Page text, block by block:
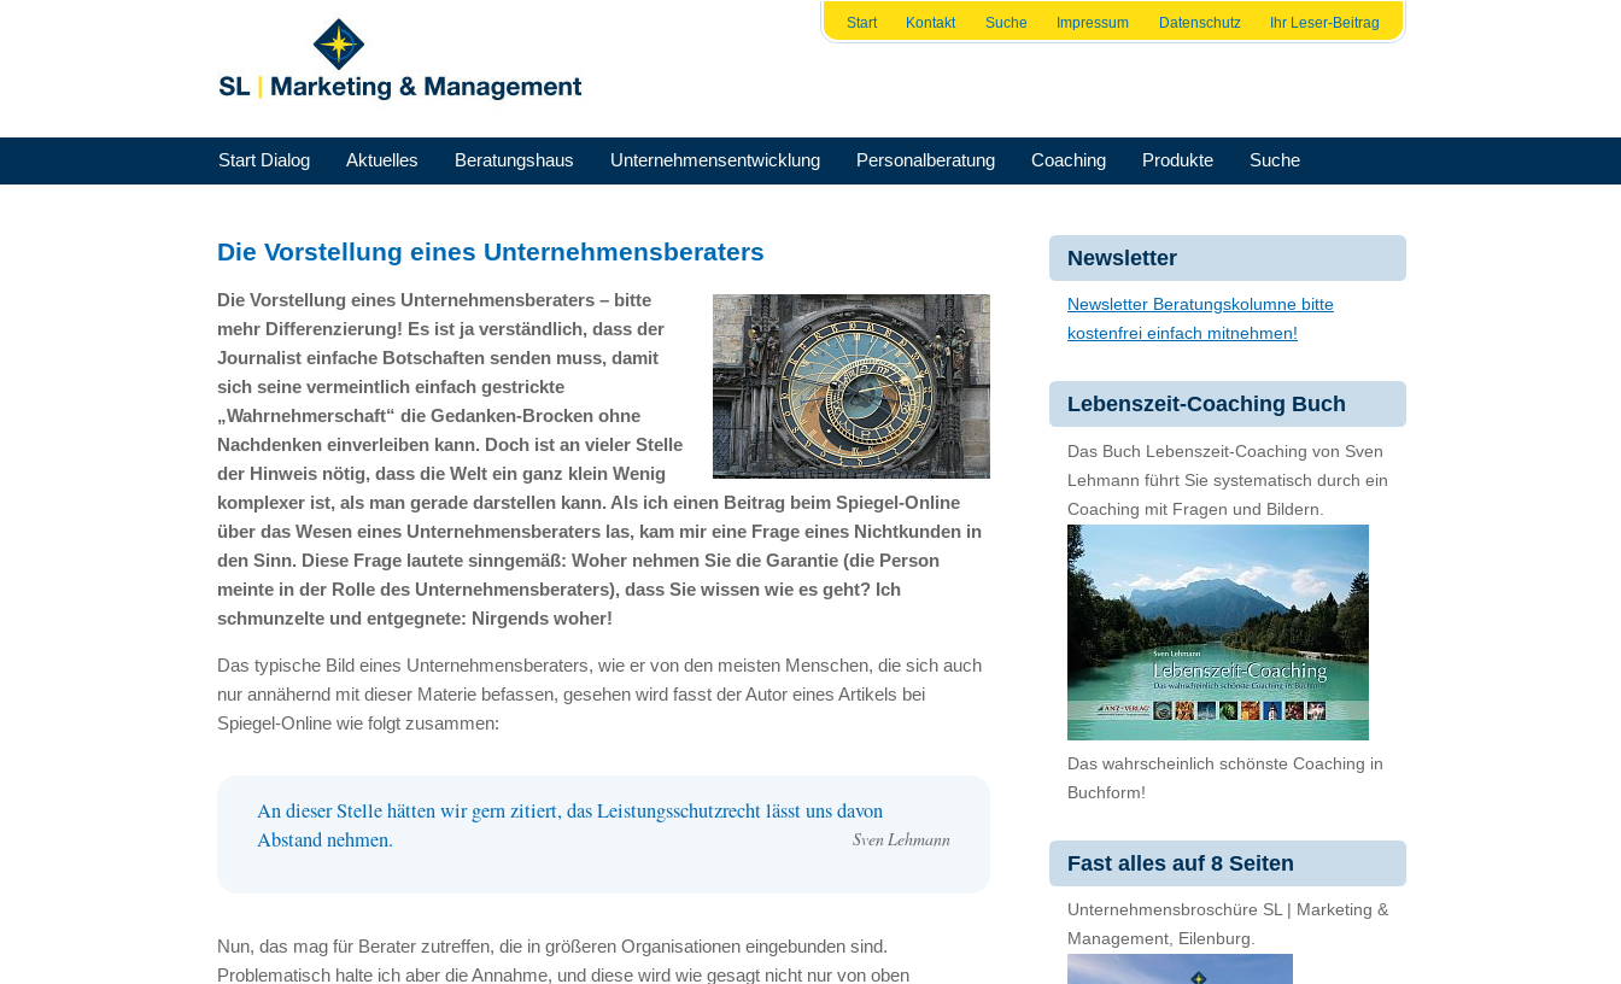
Start Kontakt Suche Impressum Datenschutz Ihr Leser-Beitrag
Start Dialog Aktuelles Beratungshaus Unternehmensentwicklung Personalberatung Coaching Produkte Suche
Die Vorstellung eines Unternehmensberaters
Die Vorstellung eines Unternehmensberaters – bitte
mehr Differenzierung! Es ist ja verständlich, dass der
Journalist einfache Botschaften senden muss, damit
sich seine vermeintlich einfach gestrickte
„Wahrnehmerschaft“ die Gedanken-Brocken ohne
Nachdenken einverleiben kann. Doch ist an vieler Stelle
der Hinweis nötig, dass die Welt ein ganz klein Wenig
komplexer ist, als man gerade darstellen kann. Als ich einen Beitrag beim Spiegel-Online
über das Wesen eines Unternehmensberaters las, kam mir eine Frage eines Nichtkunden in
den Sinn. Diese Frage lautete sinngemäß: Woher nehmen Sie die Garantie (die Person
meinte in der Rolle des Unternehmensberaters), dass Sie wissen wie es geht? Ich
schmunzelte und entgegnete: Nirgends woher!
Das typische Bild eines Unternehmensberaters, wie er von den meisten Menschen, die sich auch
nur annähernd mit dieser Materie befassen, gesehen wird fasst der Autor eines Artikels bei
Spiegel-Online wie folgt zusammen:
An dieser Stelle hätten wir gern zitiert, das Leistungsschutzrecht lässt uns davon
Abstand nehmen.
Sven Lehmann
Nun, das mag für Berater zutreffen, die in größeren Organisationen eingebunden sind.
Problematisch halte ich aber die Annahme, und diese wird wie gesagt nicht nur von oben
Newsletter
Newsletter Beratungskolumne bitte
kostenfrei einfach mitnehmen!
Lebenszeit-Coaching Buch
Das Buch Lebenszeit-Coaching von Sven
Lehmann führt Sie systematisch durch ein
Coaching mit Fragen und Bildern.
Das wahrscheinlich schönste Coaching in
Buchform!
Fast alles auf 8 Seiten
Unternehmensbroschüre SL | Marketing &
Management, Eilenburg.